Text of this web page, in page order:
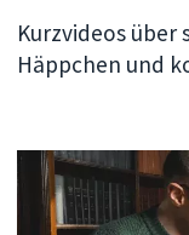
Kurzvideos über
Häppchen und